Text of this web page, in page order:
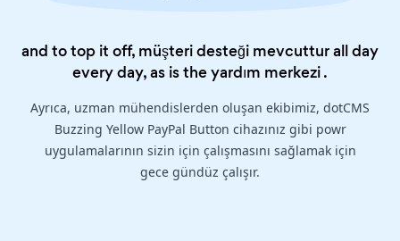
and to top it off, müşteri desteği mevcuttur all day
every day, as is theyardım merkezi.
Ayrıca, uzman mühendislerden oluşan ekibimiz, dotCMS
Buzzing Yellow PayPal Button cihazınız gibi powr
uygulamalarının sizin için çalışmasını sağlamak için
gece gündüz çalışır.